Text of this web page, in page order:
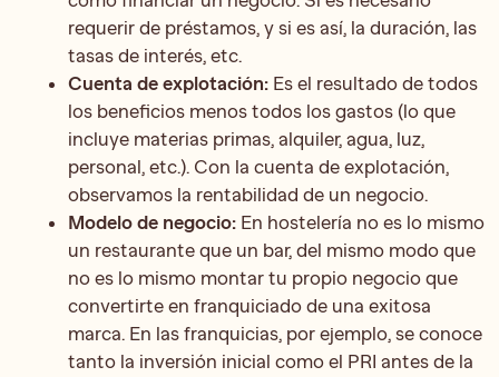
requerir de préstamos, y si es así, la duración, las
tasas de interés, etc.
Cuenta de explotación: Es el resultado de todos
los beneficios menos todos los gastos (lo que
incluye materias primas, alquiler, agua, luz,
personal, etc.). Con la cuenta de explotación,
observamos la rentabilidad de un negocio.
Modelo de negocio: En hostelería no es lo mismo
un restaurante que un bar, del mismo modo que
no es lo mismo montar tu propio negocio que
convertirte en franquiciado de una exitosa
marca. En las franquicias, por ejemplo, se conoce
tanto la inversión inicial como el PRI antes de la